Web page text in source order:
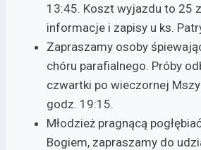
13:45. Koszt wyjazdu to 25
informacje i zapisy u ks.
Zapraszamy osoby
chóru parafialnego. Próby
czwartki po wieczornej
godz. 19:15.
Młodzież pragnącą
Bogiem, zapraszamy do